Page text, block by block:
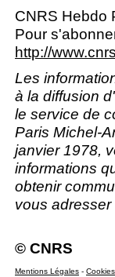
CNRS Hebdo
Pour
http://
Les
à la diffusion
le service de
Paris Michel-
janvier 1978,
informations
obtenir
vous
© CNRS
Mentions Légales - Cookies